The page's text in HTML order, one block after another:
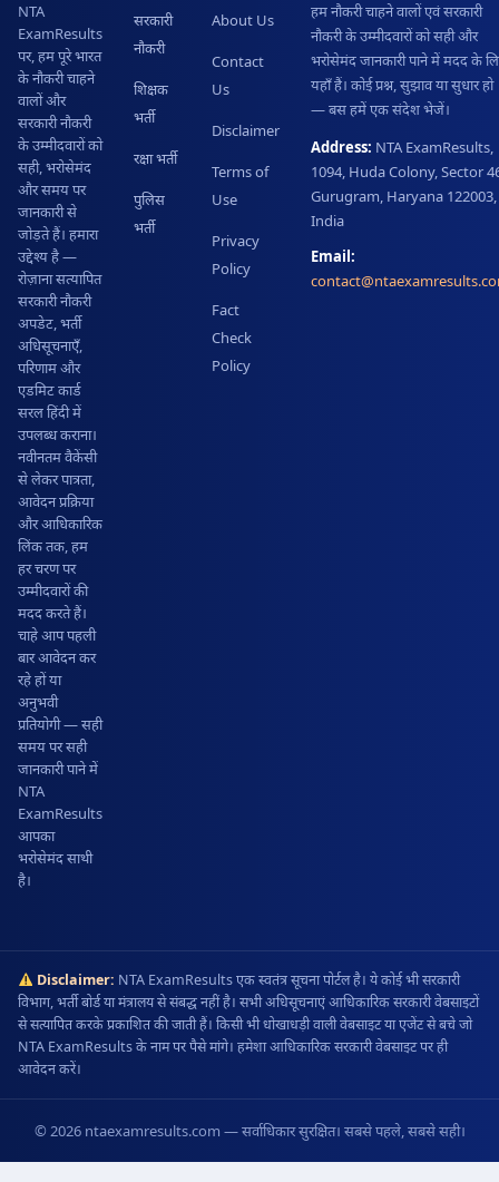
NTA
ExamResults
पर, हम पूरे भारत
के नौकरी चाहने
वालों और
सरकारी नौकरी
के उम्मीदवारों को
सही, भरोसेमंद
और समय पर
जानकारी से
जोड़ते हैं। हमारा
उद्देश्य है —
रोज़ाना सत्यापित
सरकारी नौकरी
अपडेट, भर्ती
अधिसूचनाएँ,
परिणाम और
एडमिट कार्ड
सरल हिंदी में
उपलब्ध कराना।
नवीनतम वैकेंसी
से लेकर पात्रता,
आवेदन प्रक्रिया
और आधिकारिक
लिंक तक, हम
हर चरण पर
उम्मीदवारों की
मदद करते हैं।
चाहे आप पहली
बार आवेदन कर
रहे हों या
अनुभवी
प्रतियोगी — सही
समय पर सही
जानकारी पाने में
NTA
ExamResults
आपका
भरोसेमंद साथी
है।
सरकारी
नौकरी
शिक्षक
भर्ती
रक्षा भर्ती
पुलिस
भर्ती
About Us
Contact
Us
Disclaimer
Terms of
Use
Privacy
Policy
Fact
Check
Policy
हम नौकरी चाहने वालों एवं सरकारी
नौकरी के उम्मीदवारों को सही और
भरोसेमंद जानकारी पाने में मदद के
यहाँ हैं। कोई प्रश्न, सुझाव या सुधार हो
— बस हमें एक संदेश भेजें।
Address: NTA ExamResults,
1094, Huda Colony, Sector
Gurugram, Haryana 122003,
India
Email:
Disclaimer: NTA ExamResults एक स्वतंत्र सूचना पोर्टल है। ये कोई भी सरकारी
विभाग, भर्ती बोर्ड या मंत्रालय से संबद्ध नहीं है। सभी अधिसूचनाएं आधिकारिक सरकारी वेबसाइटों
से सत्यापित करके प्रकाशित की जाती हैं। किसी भी धोखाधड़ी वाली वेबसाइट या एजेंट से बचे जो
NTA ExamResults के नाम पर पैसे मांगे। हमेशा आधिकारिक सरकारी वेबसाइट पर ही
आवेदन करें।
© 2026 ntaexamresults.com — सर्वाधिकार सुरक्षित। सबसे पहले, सबसे सही।